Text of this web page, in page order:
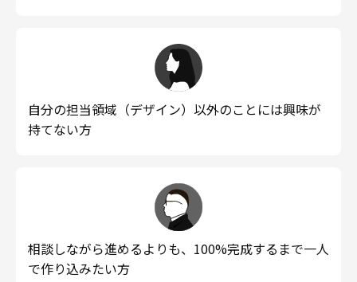
自分の担当領域（デザイン）以外のことには興味が
持てない方
相談しながら進めるよりも、100%完成するまで一人
で作り込みたい方